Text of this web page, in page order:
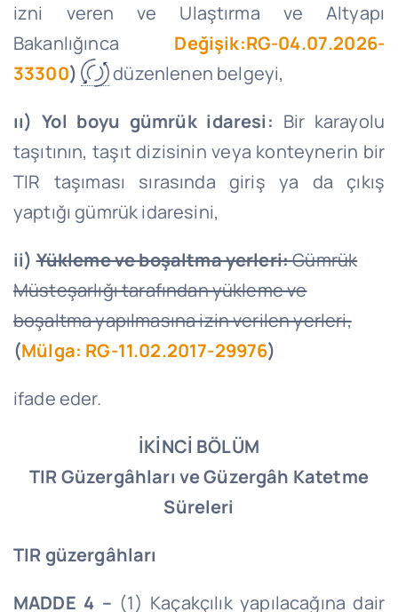
izni veren ve Ulaştırma ve Altyapı
Bakanlığınca Değişik:RG-04.07.2026-
33300)
düzenlenen belgeyi,
ıı) Yol boyu gümrük idaresi: Bir karayolu
taşıtının, taşıt dizisinin veya konteynerin bir
TIR taşıması sırasında giriş ya da çıkış
yaptığı gümrük idaresini,
ii)Yükleme ve boşaltma yerleri:Gümrük
Müsteşarlığı tarafından yükleme ve
boşaltma yapılmasına izin verilen yerleri,
(Mülga: RG-11.02.2017-29976)
ifade eder.
İKİNCİ BÖLÜM
TIR Güzergâhları ve Güzergâh Katetme
Süreleri
TIR güzergâhları
MADDE 4 – (1) Kaçakçılık yapılacağına dair